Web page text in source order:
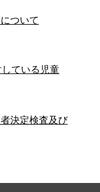
ついて
ている児童
決定検査及び